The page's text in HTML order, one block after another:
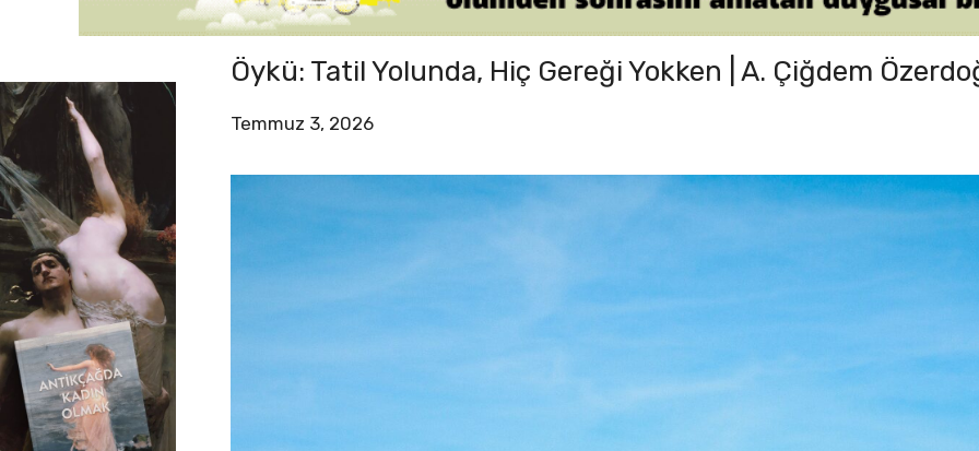
Öykü: Tatil Yolunda, Hiç Gereği Yokken | A. Çiğdem
Temmuz 3, 2026